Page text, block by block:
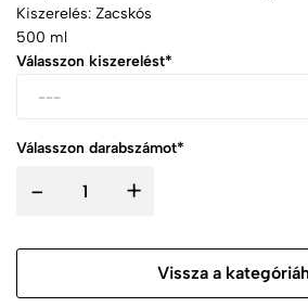
Kiszerelés: Zacskós
500 ml
Válasszon kiszerelést*
Válasszon darabszámot*
- +
Vissza a